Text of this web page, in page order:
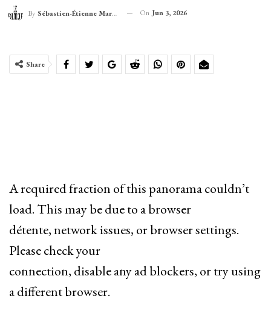
By Sébastien-Étienne Marechal On Jun 3, 2026
Share
A required fraction of this panorama couldn’t
load. This may be due to a browser
détente, network issues, or browser settings.
Please check your
connection, disable any ad blockers, or try using
a different browser.